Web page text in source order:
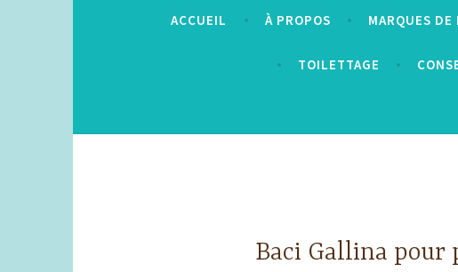
ACCUEIL À PROPOS MARQUES
TOILETTAGE
Baci Gallina pour